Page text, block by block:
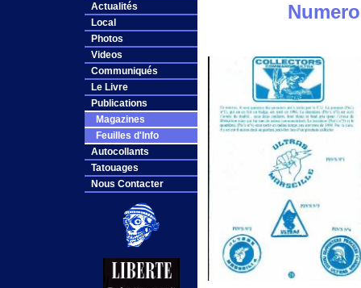
Actualités
Local
Photos
Videos
Communiqués
Le Livre
Publications
Magazines
Feuilles d'Info
Autocollants
Tatouages
Nous Contacter